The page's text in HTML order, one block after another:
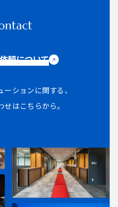
頼について
ションに関する、
はこちらから。